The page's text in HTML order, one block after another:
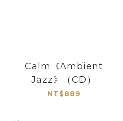
Calm《Ambient
Jazz》（CD）
NT$889